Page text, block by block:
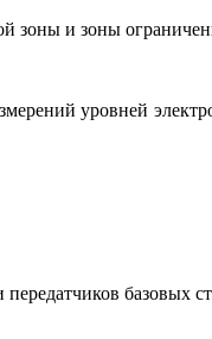
зоны и зоны
уровней
базовых